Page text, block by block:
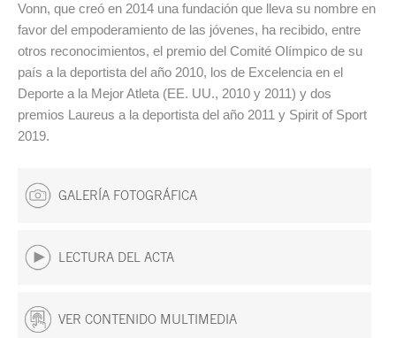
Vonn, que creó en 2014 una fundación que lleva su nombre en
favor del empoderamiento de las jóvenes, ha recibido, entre
otros reconocimientos, el premio del Comité Olímpico de su
país a la deportista del año 2010, los de Excelencia en el
Deporte a la Mejor Atleta (EE. UU., 2010 y 2011) y dos
premios Laureus a la deportista del año 2011 y Spirit of Sport
2019.
GALERÍA FOTOGRÁFICA
LECTURA DEL ACTA
VER CONTENIDO MULTIMEDIA